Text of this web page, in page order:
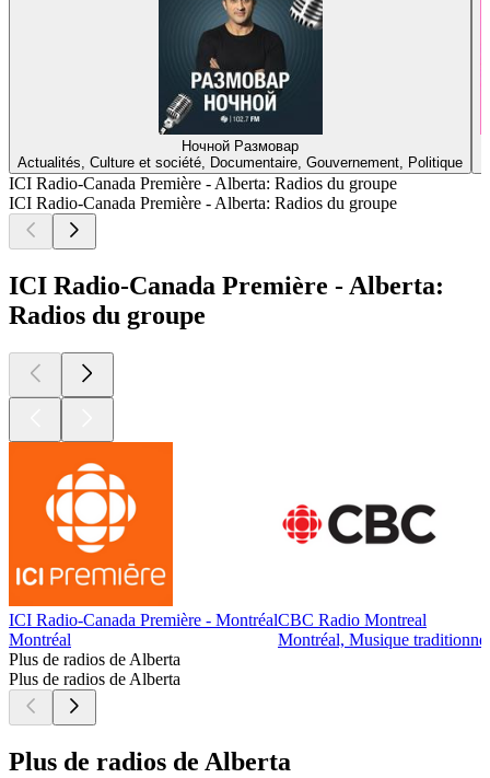
Ночной Размовар
Actualités, Culture et société, Documentaire, Gouvernement, Politique
ICI Radio-Canada Première - Alberta: Radios du groupe
ICI Radio-Canada Première - Alberta: Radios du groupe
ICI Radio-Canada Première - Alberta:
Radios du groupe
ICI Radio-Canada Première - Montréal
Montréal
CBC Radio Montreal
Montréal, Musique
Plus de radios de Alberta
Plus de radios de Alberta
Plus de radios de Alberta